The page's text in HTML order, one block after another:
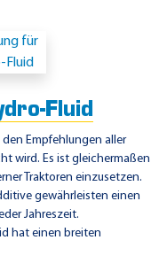
Fluid
den Empfehlungen aller
wird. Es ist gleichermaßen
Traktoren einzusetzen.
gewährleisten einen
Jahreszeit.
hat einen breiten